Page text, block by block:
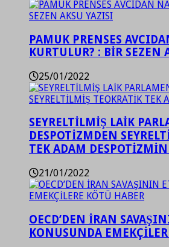
PAMUK PRENSES
KURTULUR? : BİR SEZEN
25/01/2022
SEYRELTİLMİŞ LAİK
DESPOTİZMDEN
TEK ADAM
21/01/2022
OECD’DEN İRAN
KONUSUNDA